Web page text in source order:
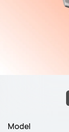
Model